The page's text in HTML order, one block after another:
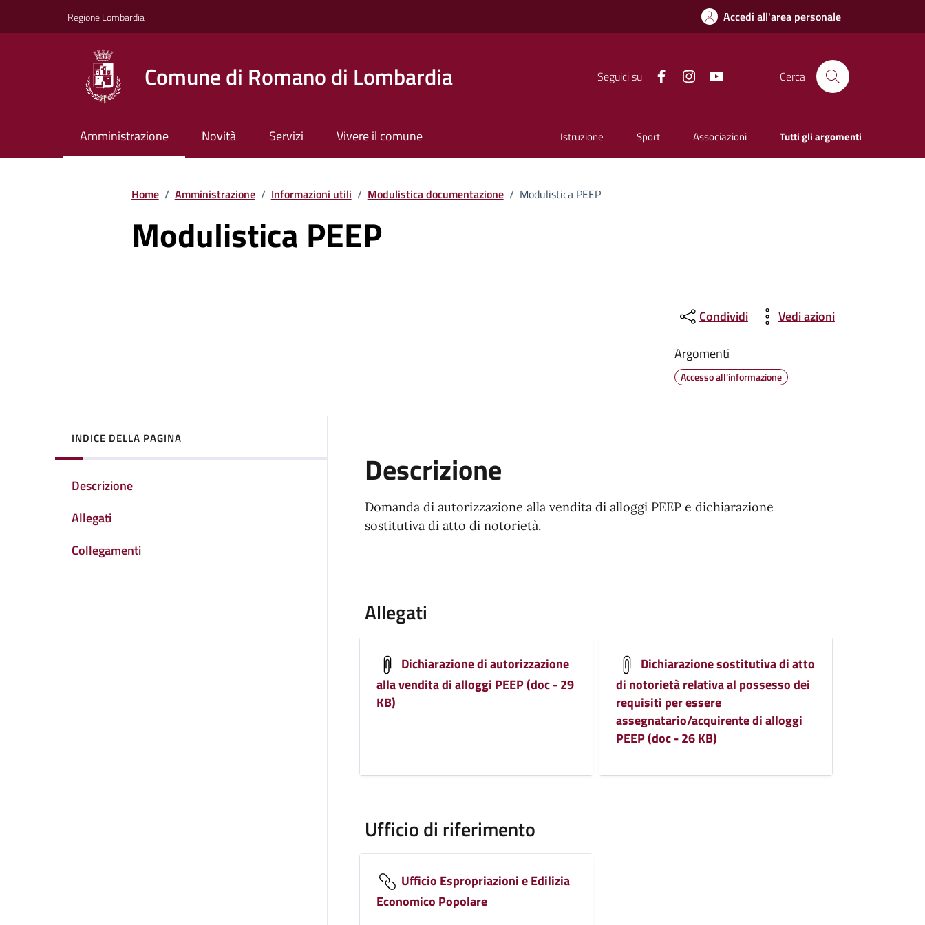
Regione Lombardia Accedi all'area personale
Comune di Romano di Lombardia Seguici su Facebook Instagram Cerca
Amministrazione Novità Servizi Vivere il comune Istruzione Sport Associazioni Tutti gli argomenti
Home / Amministrazione / Informazioni utili / Modulistica documentazione / Modulistica PEEP
Modulistica PEEP
Condividi
Vedi azioni
Argomenti
Accesso all'informazione
INDICE DELLA PAGINA
Descrizione
Allegati
Collegamenti
Descrizione
Domanda di autorizzazione alla vendita di alloggi PEEP e dichiarazione
sostitutiva di atto di notorietà.
Allegati
Dichiarazione di autorizzazione
alla vendita di alloggi PEEP (doc - 29
KB)
Dichiarazione sostitutiva di atto
di notorietà relativa al possesso dei
requisiti per essere
assegnatario/acquirente di alloggi
PEEP (doc - 26 KB)
Ufficio di riferimento
Ufficio Espropriazioni e Edilizia
Economico Popolare